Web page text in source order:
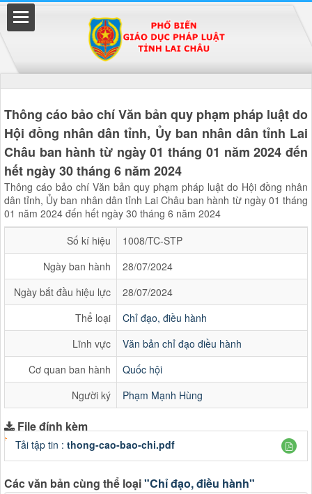
Thông cáo bảo chí Văn bản quy phạm pháp luật do
Hội đồng nhân dân tỉnh, Ủy ban nhân dân tỉnh Lai
Châu ban hành từ ngày 01 tháng 01 năm 2024 đến
hết ngày 30 tháng 6 năm 2024
Thông cáo bảo chí Văn bản quy phạm pháp luật do Hội đồng nhân
dân tỉnh, Ủy ban nhân dân tỉnh Lai Châu ban hành từ ngày 01 tháng
01 năm 2024 đến hết ngày 30 tháng 6 năm 2024
Số kí hiệu
1008/TC-STP
Ngày ban hành
28/07/2024
Ngày bắt đầu hiệu lực
28/07/2024
Thể loại
Chỉ đạo, điều hành
Lĩnh vực
Văn bản chỉ đạo điều hành
Cơ quan ban hành
Quốc hội
Người ký
Phạm Mạnh Hùng
File đính kèm
Tải tập tin : thong-cao-bao-chi.pdf
Các văn bản cùng thể loại"Chỉ đạo, điều hành"
Đã kết nối EMC